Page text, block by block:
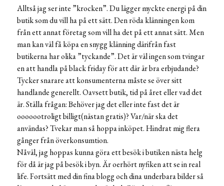
Alltså jag ser inte ”krocken”. Du lägger myckte energi på din
butik som du vill ha på ett sätt. Den röda klänningen kom
från ett annat företag som vill ha det på ett annat sätt. Men
man kan väl få köpa en snygg klänning därifrån fast
butikerna har olika ”tyckande”. Det är väl ingen som tvingar
en att handla på black friday för att där är bra erbjudande?
Tycker snarare att konsumenterna måste se över sitt
handlande generellt. Oavsett butik, tid på året eller vad det
är. Ställa frågan: Behöver jag det eller inte fast det är
ooooootroligt billigt(nästan gratis)? Var/när ska det
användas? Tvekar man så hoppa inköpet. Hindrat mig flera
gånger från överkonsumtion.
Nåväl, jag hoppas kunna göra ett besök i butiken nästa helg
för då är jag på besök i byn. Är oerhört nyfiken att se in real
life. Fortsätt med din fina blogg och dina underbara bilder så